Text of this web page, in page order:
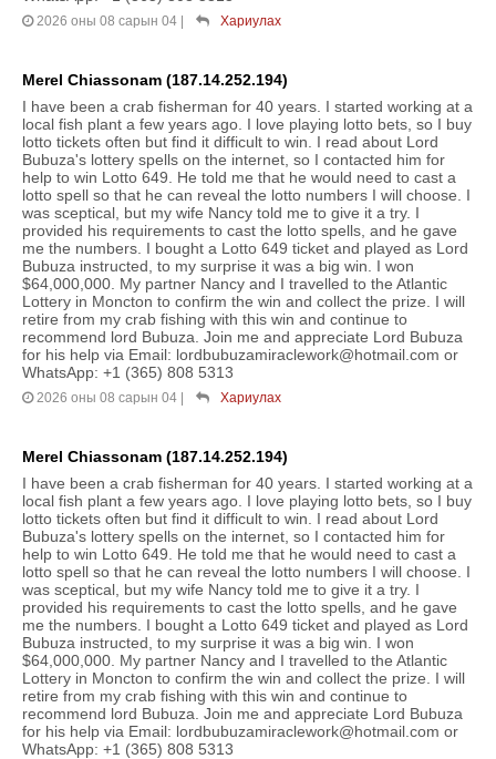
2026 оны 08 сарын 04 | Хариулах
Merel Chiassonam (187.14.252.194)
I have been a crab fisherman for 40 years. I started working at a
local fish plant a few years ago. I love playing lotto bets, so I buy
lotto tickets often but find it difficult to win. I read about Lord
Bubuza's lottery spells on the internet, so I contacted him for
help to win Lotto 649. He told me that he would need to cast a
lotto spell so that he can reveal the lotto numbers I will choose. I
was sceptical, but my wife Nancy told me to give it a try. I
provided his requirements to cast the lotto spells, and he gave
me the numbers. I bought a Lotto 649 ticket and played as Lord
Bubuza instructed, to my surprise it was a big win. I won
$64,000,000. My partner Nancy and I travelled to the Atlantic
Lottery in Moncton to confirm the win and collect the prize. I will
retire from my crab fishing with this win and continue to
recommend lord Bubuza. Join me and appreciate Lord Bubuza
for his help via Email: lordbubuzamiraclework@hotmail.com or
WhatsApp: +1 (365) 808 5313
2026 оны 08 сарын 04 | Хариулах
Merel Chiassonam (187.14.252.194)
I have been a crab fisherman for 40 years. I started working at a
local fish plant a few years ago. I love playing lotto bets, so I buy
lotto tickets often but find it difficult to win. I read about Lord
Bubuza's lottery spells on the internet, so I contacted him for
help to win Lotto 649. He told me that he would need to cast a
lotto spell so that he can reveal the lotto numbers I will choose. I
was sceptical, but my wife Nancy told me to give it a try. I
provided his requirements to cast the lotto spells, and he gave
me the numbers. I bought a Lotto 649 ticket and played as Lord
Bubuza instructed, to my surprise it was a big win. I won
$64,000,000. My partner Nancy and I travelled to the Atlantic
Lottery in Moncton to confirm the win and collect the prize. I will
retire from my crab fishing with this win and continue to
recommend lord Bubuza. Join me and appreciate Lord Bubuza
for his help via Email: lordbubuzamiraclework@hotmail.com or
WhatsApp: +1 (365) 808 5313